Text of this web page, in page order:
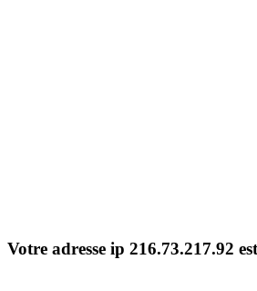
Votre adresse ip 216.73.217.92